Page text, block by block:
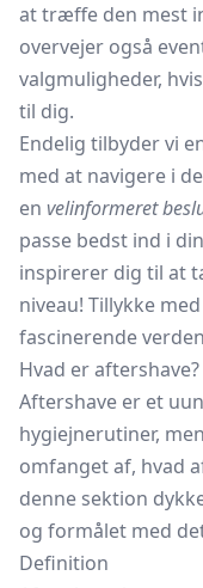
at træffe den mest
overvejer også
valgmuligheder,
til dig.
Endelig tilbyder vi
med at navigere i
en velinformeret
passe bedst ind i
inspirerer dig til at
niveau! Tillykke
fascinerende
Hvad er aftershave?
Aftershave er et
hygiejnerutiner,
omfanget af, hvad
denne sektion
og formålet med
Definition